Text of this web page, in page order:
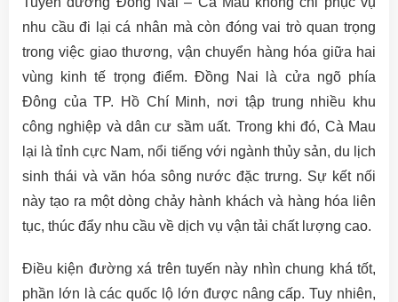
nhu cầu đi lại cá nhân mà còn đóng vai trò quan trọng
trong việc giao thương, vận chuyển hàng hóa giữa hai
vùng kinh tế trọng điểm. Đồng Nai là cửa ngõ phía
Đông của TP. Hồ Chí Minh, nơi tập trung nhiều khu
công nghiệp và dân cư sầm uất. Trong khi đó, Cà Mau
lại là tỉnh cực Nam, nổi tiếng với ngành thủy sản, du lịch
sinh thái và văn hóa sông nước đặc trưng. Sự kết nối
này tạo ra một dòng chảy hành khách và hàng hóa liên
tục, thúc đẩy nhu cầu về dịch vụ vận tải chất lượng cao.
Điều kiện đường xá trên tuyến này nhìn chung khá tốt,
phần lớn là các quốc lộ lớn được nâng cấp. Tuy nhiên,